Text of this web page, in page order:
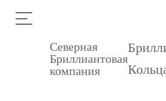
Северная
Бриллиантовая
компания